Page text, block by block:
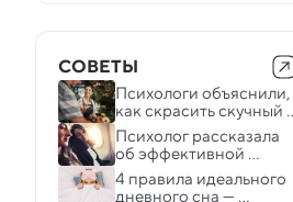
СОВЕТЫ
Психологи объяснили,
как скрасить скучный
день
Психолог рассказала
об эффективной
технике засыпания —
помогает даже в
4 правила идеального
дневного сна —